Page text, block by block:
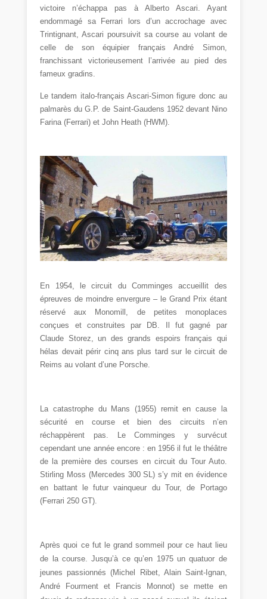
victoire n’échappa pas à Alberto Ascari. Ayant
endommagé sa Ferrari lors d’un accrochage avec
Trintignant, Ascari poursuivit sa course au volant de
celle de son équipier français André Simon,
franchissant victorieusement l’arrivée au pied des
fameux gradins.
Le tandem italo-français Ascari-Simon figure donc au
palmarès du G.P. de Saint-Gaudens 1952 devant Nino
Farina (Ferrari) et John Heath (HWM).
En 1954, le circuit du Comminges accueillit des
épreuves de moindre envergure – le Grand Prix étant
réservé aux Monomill, de petites monoplaces
conçues et construites par DB. Il fut gagné par
Claude Storez, un des grands espoirs français qui
hélas devait périr cinq ans plus tard sur le circuit de
Reims au volant d’une Porsche.
La catastrophe du Mans (1955) remit en cause la
sécurité en course et bien des circuits n’en
réchappèrent pas. Le Comminges y survécut
cependant une année encore : en 1956 il fut le théâtre
de la première des courses en circuit du Tour Auto.
Stirling Moss (Mercedes 300 SL) s’y mit en évidence
en battant le futur vainqueur du Tour, de Portago
(Ferrari 250 GT).
Après quoi ce fut le grand sommeil pour ce haut lieu
de la course. Jusqu’à ce qu’en 1975 un quatuor de
jeunes passionnés (Michel Ribet, Alain Saint-Ignan,
André Fourment et Francis Monnot) se mette en